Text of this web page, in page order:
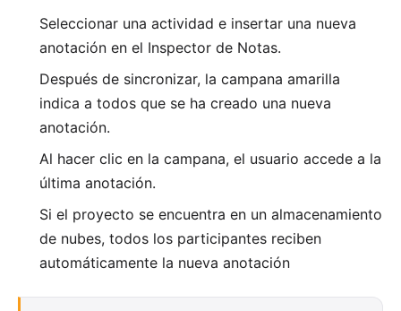
Seleccionar una actividad e insertar una nueva
anotación en el Inspector de Notas.
Después de sincronizar, la campana amarilla
indica a todos que se ha creado una nueva
anotación.
Al hacer clic en la campana, el usuario accede a la
última anotación.
Si el proyecto se encuentra en un almacenamiento
de nubes, todos los participantes reciben
automáticamente la nueva anotación